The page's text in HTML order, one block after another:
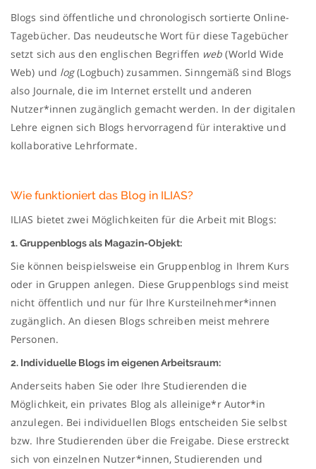
Blogs sind öffentliche und chronologisch sortierte Online-
Tagebücher. Das neudeutsche Wort für diese Tagebücher
setzt sich aus den englischen Begriffen web (World Wide
Web) und log(Logbuch) zusammen. Sinngemäß sind Blogs
also Journale, die im Internet erstellt und anderen
Nutzer*innen zugänglich gemacht werden. In der digitalen
Lehre eignen sich Blogs hervorragend für interaktive und
kollaborative Lehrformate.
Wie funktioniert das Blog in ILIAS?
ILIAS bietet zwei Möglichkeiten für die Arbeit mit Blogs:
1. Gruppenblogs als Magazin-Objekt:
Sie können beispielsweise ein Gruppenblog in Ihrem Kurs
oder in Gruppen anlegen. Diese Gruppenblogs sind meist
nicht öffentlich und nur für Ihre Kursteilnehmer*innen
zugänglich. An diesen Blogs schreiben meist mehrere
Personen.
2. Individuelle Blogs im eigenen Arbeitsraum:
Anderseits haben Sie oder Ihre Studierenden die
Möglichkeit, ein privates Blog als alleinige*r Autor*in
anzulegen. Bei individuellen Blogs entscheiden Sie selbst
bzw. Ihre Studierenden über die Freigabe. Diese erstreckt
sich von einzelnen Nutzer*innen, Studierenden und